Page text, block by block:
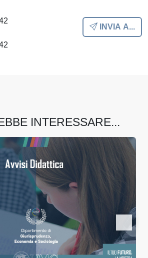
INVIA A...
INTERESSARE...